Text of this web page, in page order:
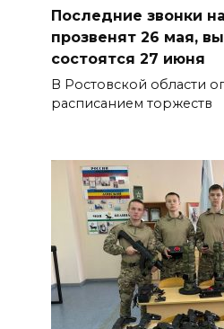
Последние звонки
прозвенят 26 мая,
состоятся 27 июня
В Ростовской области
расписанием торжеств